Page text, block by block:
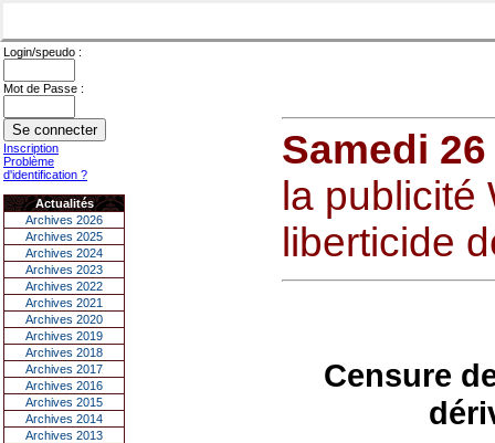
Login/speudo :
Mot de Passe :
Inscription
Problème
d'identification ?
Actualités
Archives 2026
Archives 2025
Archives 2024
Archives 2023
Archives 2022
Archives 2021
Archives 2020
Archives 2019
Archives 2018
Archives 2017
Archives 2016
Archives 2015
Archives 2014
Archives 2013
Samedi
la
liberticide
Censure